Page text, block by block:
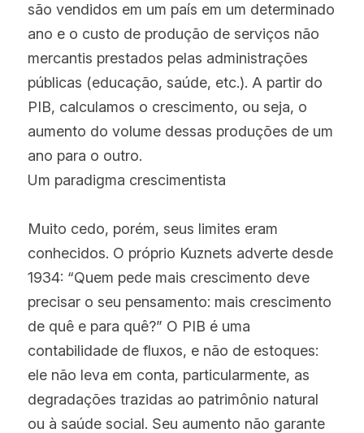
são vendidos em um país em um determinado
ano e o custo de produção de serviços não
mercantis prestados pelas administrações
públicas (educação, saúde, etc.). A partir do
PIB, calculamos o crescimento, ou seja, o
aumento do volume dessas produções de um
ano para o outro.
Um paradigma crescimentista
Muito cedo, porém, seus limites eram
conhecidos. O próprio Kuznets adverte desde
1934: “Quem pede mais crescimento deve
precisar o seu pensamento: mais crescimento
de quê e para quê?” O PIB é uma
contabilidade de fluxos, e não de estoques:
ele não leva em conta, particularmente, as
degradações trazidas ao patrimônio natural
ou à saúde social. Seu aumento não garante